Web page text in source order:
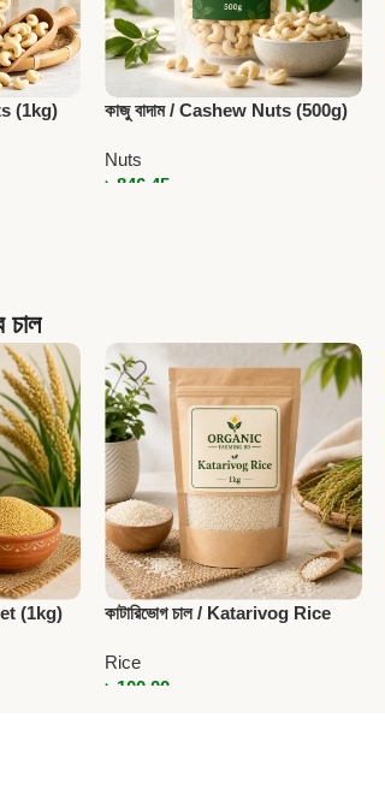
(1kg) কাজু বাদাম / Cashew Nuts (500g)
Nuts
৳846.45
চাল
(1kg)
কাটারিভোগ চাল / Katarivog Rice
Rice
৳ 100.00